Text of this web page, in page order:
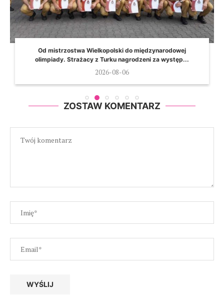
Od mistrzostwa Wielkopolski do międzynarodowej
olimpiady. Strażacy z Turku nagrodzeni za występ...
2026-08-06
ZOSTAW KOMENTARZ